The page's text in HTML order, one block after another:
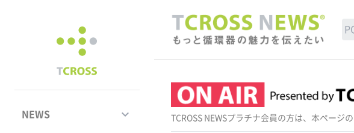
NEWS keyboard_arrow_down TCROSS NEWSプラチナ会員の方は、本ページ